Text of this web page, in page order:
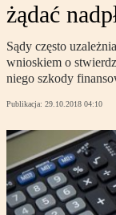
żądać
Sądy często
wnioskiem o
niego szkody
Publikacja: 29.10.2018 04:10